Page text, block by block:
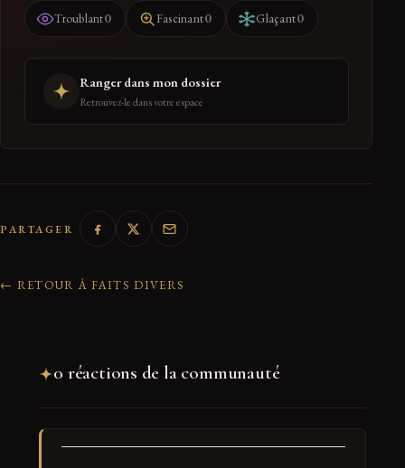
Troublant0 Fascinant0 Glaçant0
Ranger dans mon dossier
Retrouvez-le dans votre espace
PARTAGER
← RETOUR À FAITS DIVERS
0 réactions de la communauté